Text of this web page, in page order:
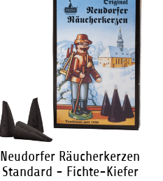
Neudorfer Räucherkerzen
Standard - Fichte-Kiefer